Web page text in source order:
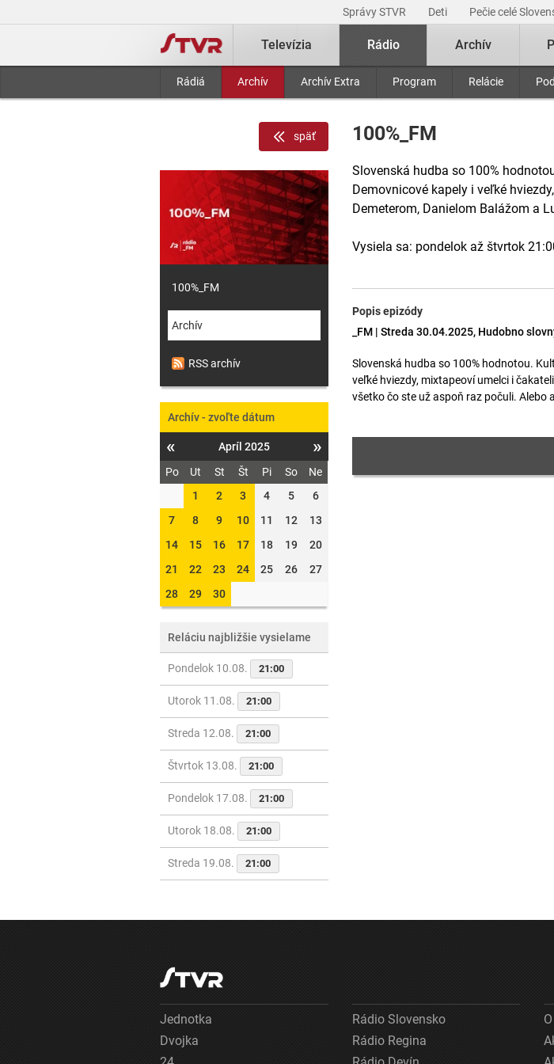
Správy STVR Deti Pečie celé
Televízia Rádio
Rádiá Archív Archív Extra Program Relácie
Archív
100%_FM
Slovenská hudba so 100%
Demovnicové kapely i veľké
Demeterom, Danielom Balážom a
Vysiela sa: pondelok až štvrtok
Popis epizódy
_FM | Streda 30.04.2025, Hudobno
Slovenská hudba so 100% hodnotou.
veľké hviezdy, mixtapeoví umelci i
všetko čo ste už aspoň raz počuli. Alebo
späť
100%_FM
Archív
RSS archív
Archív - zvoľte dátum
« Apríl 2025 »
Po Ut St Št Pi So
Ne
1
2 3 4 5
6
7
8 9 10 11 12
13
14
15 16 17 18 19
20
21
22 23 24 25 26
27
28
29 30
Reláciu najbližšie vysielame
Pondelok 10.08. 21:00
Utorok 11.08. 21:00
Streda 12.08. 21:00
Štvrtok 13.08. 21:00
Pondelok 17.08. 21:00
Utorok 18.08. 21:00
Streda 19.08. 21:00
Jednotka
Dvojka
Rádio Slovensko
Rádio Regina